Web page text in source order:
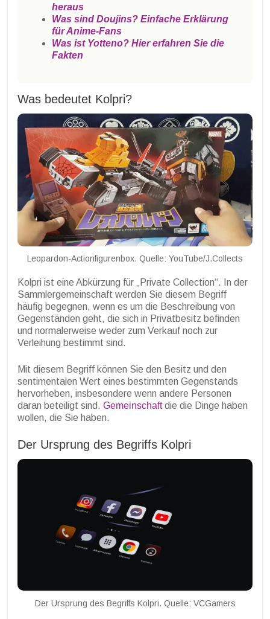
heraus
Was sind Doujins? Einfache Erklärung
für Anime-Fans
Was ist Yotteno? Hier erfahren Sie die
Fakten
Was bedeutet Kolpri?
Leopardon-Actionfigurenbox. Quelle: YouTube/J.Collects
Kolpri ist eine Abkürzung für „Private Collection“. In der
Sammlergemeinschaft werden Sie diesem Begriff
häufig begegnen, wenn es um die Beschreibung von
Gegenständen geht, die sich in Privatbesitz befinden
und normalerweise weder zum Verkauf noch zur
Verleihung bestimmt sind.
Mit diesem Begriff können Sie den Besitz und den
sentimentalen Wert eines bestimmten Gegenstands
hervorheben, insbesondere wenn andere Personen
daran beteiligt sind. Gemeinschaftdie die Dinge haben
wollen, die Sie haben.
Der Ursprung des Begriffs Kolpri
Der Ursprung des Begriffs Kolpri. Quelle: VCGamers